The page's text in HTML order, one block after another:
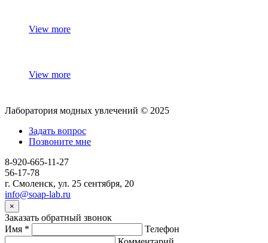
View more
View more
Лаборатория модных увлечений © 2025
Задать вопрос
Позвоните мне
8-920-665-11-27
56-17-78
г. Смоленск, ул. 25 сентября, 20
info@soap-lab.ru
×
Заказать обратный звонок
Имя *
Телефон